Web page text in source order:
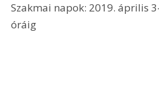
Szakmai napok: 2019. április
óráig